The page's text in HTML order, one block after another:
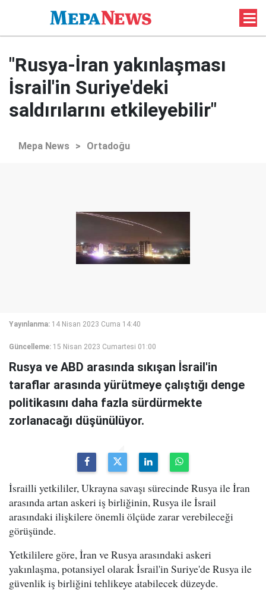
"Rusya-İran yakınlaşması
İsrail'in Suriye'deki
saldırılarını etkileyebilir"
Mepa News > Ortadoğu
Yayınlanma: 14 Nisan 2023 Cuma 14:40
Güncelleme: 15 Nisan 2023 Cumartesi 01:00
Rusya ve ABD arasında sıkışan İsrail'in
taraflar arasında yürütmeye çalıştığı denge
politikasını daha fazla sürdürmekte
zorlanacağı düşünülüyor.
İsrailli yetkililer, Ukrayna savaşı sürecinde Rusya ile İran
arasında artan askeri iş birliğinin, Rusya ile İsrail
arasındaki ilişkilere önemli ölçüde zarar verebileceği
görüşünde.
Yetkililere göre, İran ve Rusya arasındaki askeri
yakınlaşma, potansiyel olarak İsrail'in Suriye'de Rusya ile
güvenlik iş birliğini tehlikeye atabilecek düzeyde.